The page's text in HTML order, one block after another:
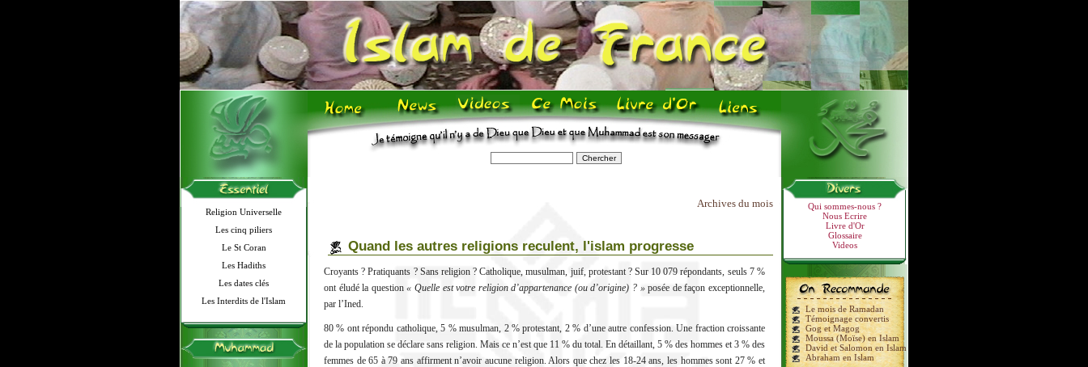
Religion Universelle
Les cinq piliers
Le St Coran
Les Hadiths
Les dates clés
Les Interdits de l'Islam
Qui sommes-nous ?
Nous Ecrire
Livre d'Or
Glossaire
Videos
Le mois de Ramadan
Témoignage convertis
Gog et Magog
Moussa (Moïse) en Islam
David et Salomon en Islam
Abraham en Islam
Archives du mois
Quand les autres religions reculent, l'islam progresse
Croyants ? Pratiquants ? Sans religion ? Catholique, musulman, juif, protestant ? Sur 10 079 répondants, seuls 7 %
ont éludé la question« Quelle est votre religion d’appartenance (ou d’origine) ? »posée de façon exceptionnelle,
par l’Ined.
80 % ont répondu catholique, 5 % musulman, 2 % protestant, 2 % d’une autre confession. Une fraction croissante
de la population se déclare sans religion. Mais ce n’est que 11 % du total. En détaillant, 5 % des hommes et 3 % des
femmes de 65 à 79 ans affirment n’avoir aucune religion. Alors que chez les 18-24 ans, les hommes sont 27 % et